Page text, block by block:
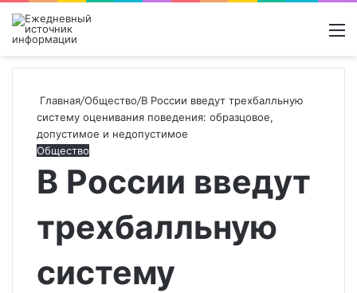
Поиск
Switch
Главная/Общество/В России введут трехбалльную
систему оценивания поведения: образцовое,
допустимое и недопустимое
Общество
В России введут
трехбалльную
систему